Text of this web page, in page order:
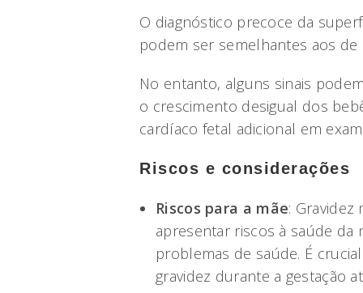
O diagnóstico precoce da
podem ser semelhantes aos de
No entanto, alguns sinais
o crescimento desigual dos
cardíaco fetal adicional em
Riscos e considerações
Riscos para a mãe:
apresentar riscos à saúde da
problemas de saúde. É
gravidez durante a gestação